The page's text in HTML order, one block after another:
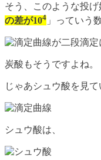
そう、このような投
の差が104 」っていう
炭酸もそうですよね。
じゃあシュウ酸を見て
シュウ酸は、